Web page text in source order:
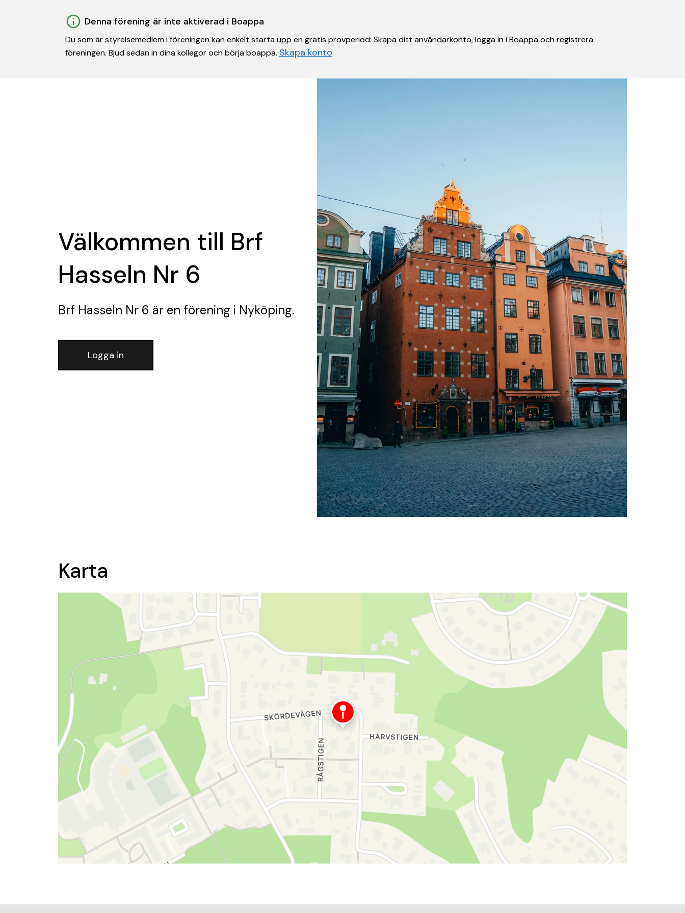
Denna förening är inte aktiverad i Boappa
Du som är styrelsemedlem i föreningen kan enkelt starta upp en gratis provperiod: Skapa ditt användarkonto, logga in i Boappa och registrera
föreningen. Bjud sedan in dina kollegor och börja boappa. Skapa konto
Välkommen till Brf
Hasseln Nr 6
Brf Hasseln Nr 6 är en förening i Nyköping.
Logga in
Karta